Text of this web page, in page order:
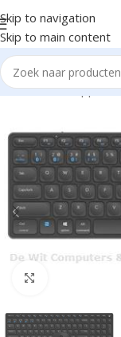
Skip to navigation
Skip to main content
Home